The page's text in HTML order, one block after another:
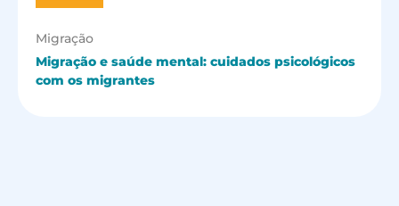
Migração
Migração e saúde mental: cuidados psicológicos
com os migrantes